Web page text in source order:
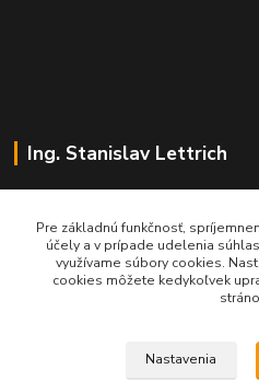
Ing. Stanislav Lettrich
+421 905 545 198
NONSTOP
Pre základnú funkčnosť,
účely a v prípade udelenia
využívame súbory cookies.
cookies môžete kedykoľvek
Nastavenia